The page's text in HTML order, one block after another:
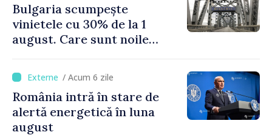
Bulgaria scumpește
vinietele cu 30% de la 1
august. Care sunt noile
/ Acum 6 zile
România intră în stare de
alertă energetică în luna
august